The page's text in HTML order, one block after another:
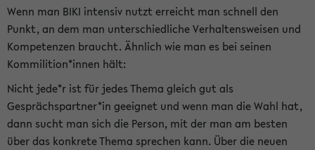
Wenn man BIKI intensiv nutzt erreicht man schnell den
Punkt, an dem man unterschiedliche Verhaltensweisen und
Kompetenzen braucht. Ähnlich wie man es bei seinen
Kommilition*innen hält:
Nicht jede*r ist für jedes Thema gleich gut als
Gesprächspartner*in geeignet und wenn man die Wahl hat,
dann sucht man sich die Person, mit der man am besten
über das konkrete Thema sprechen kann. Über die neuen